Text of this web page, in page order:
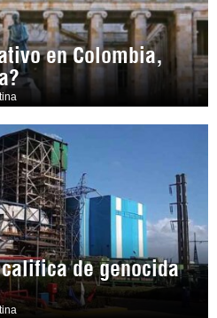
en Colombia,
de genocida